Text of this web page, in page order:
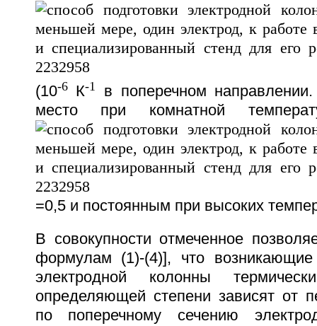
(10-6К-1
в поперечном
место при комнатной
=0,5 и постоянным при высоких
В совокупности отмеченное
формулам (1)-(4)], что
электродной колонны
определяющей степени зависят от
по поперечному сечению